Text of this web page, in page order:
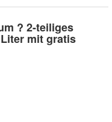
? 2-teiliges
mit gratis